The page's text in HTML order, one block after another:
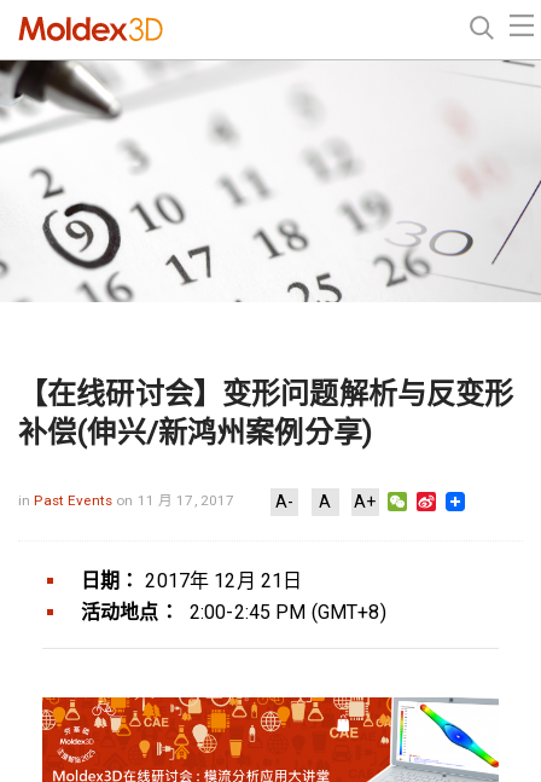
【在线研讨会】变形问题解析与反变形
补偿(伸兴/新鸿州案例分享)
inPast Events on 11 月 17, 2017 A- A A+ WeChat
Sina
日期：
2017年 12月 21日
活动地点：
2:00-2:45 PM (GMT+8)